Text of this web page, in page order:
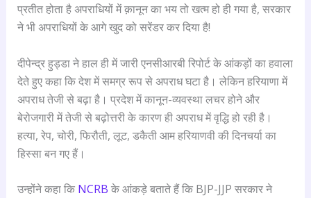
प्रतीत होता है अपराधियों में क़ानून का भय तो खत्म हो ही गया है, सरकार
ने भी अपराधियों के आगे खुद को सरेंडर कर दिया है!
दीपेन्द्र हुड्डा ने हाल ही में जारी एनसीआरबी रिपोर्ट के आंकड़ों का हवाला
देते हुए कहा कि देश में समग्र रूप से अपराध घटा है। लेकिन हरियाणा में
अपराध तेजी से बढ़ा है। प्रदेश में कानून-व्यवस्था लचर होने और
बेरोजगारी में तेजी से बढ़ोत्तरी के कारण ही अपराध में वृद्धि हो रही है।
हत्या, रेप, चोरी, फिरौती, लूट, डकैती आम हरियाणवी की दिनचर्या का
हिस्सा बन गए हैं।
उन्होंने कहा कि NCRB के आंकड़े बताते हैं कि BJP-JJP सरकार ने